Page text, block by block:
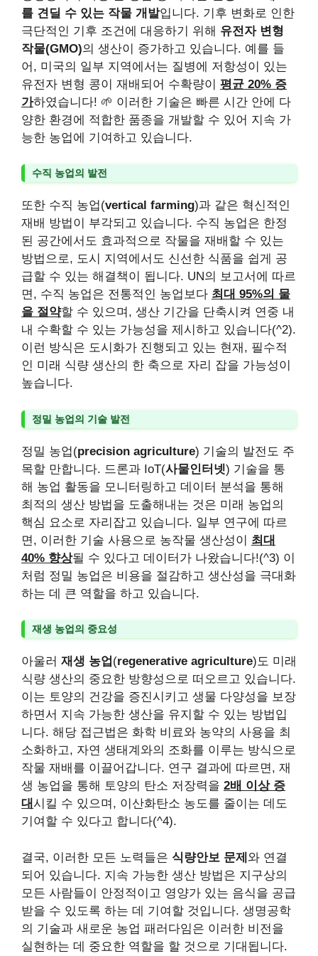
를 견딜 수 있는 작물 개발입니다. 기후 변화로 인한
극단적인 기후 조건에 대응하기 위해 유전자 변형
작물(GMO)의 생산이 증가하고 있습니다. 예를 들
어, 미국의 일부 지역에서는 질병에 저항성이 있는
유전자 변형 콩이 재배되어 수확량이 평균 20% 증
가하였습니다! 🌱 이러한 기술은 빠른 시간 안에 다
양한 환경에 적합한 품종을 개발할 수 있어 지속 가
능한 농업에 기여하고 있습니다.
수직 농업의 발전
또한 수직 농업(vertical farming)과 같은 혁신적인
재배 방법이 부각되고 있습니다. 수직 농업은 한정
된 공간에서도 효과적으로 작물을 재배할 수 있는
방법으로, 도시 지역에서도 신선한 식품을 쉽게 공
급할 수 있는 해결책이 됩니다. UN의 보고서에 따르
면, 수직 농업은 전통적인 농업보다 최대 95%의 물
을 절약할 수 있으며, 생산 기간을 단축시켜 연중 내
내 수확할 수 있는 가능성을 제시하고 있습니다(^2).
이런 방식은 도시화가 진행되고 있는 현재, 필수적
인 미래 식량 생산의 한 축으로 자리 잡을 가능성이
높습니다.
정밀 농업의 기술 발전
정밀 농업(precision agriculture) 기술의 발전도 주
목할 만합니다. 드론과 IoT(사물인터넷) 기술을 통
해 농업 활동을 모니터링하고 데이터 분석을 통해
최적의 생산 방법을 도출해내는 것은 미래 농업의
핵심 요소로 자리잡고 있습니다. 일부 연구에 따르
면, 이러한 기술 사용으로 농작물 생산성이 최대
40% 향상될 수 있다고 데이터가 나왔습니다!(^3) 이
처럼 정밀 농업은 비용을 절감하고 생산성을 극대화
하는 데 큰 역할을 하고 있습니다.
재생 농업의 중요성
아울러 재생 농업 (regenerative agriculture)도 미래
식량 생산의 중요한 방향성으로 떠오르고 있습니다.
이는 토양의 건강을 증진시키고 생물 다양성을 보장
하면서 지속 가능한 생산을 유지할 수 있는 방법입
니다. 해당 접근법은 화학 비료와 농약의 사용을 최
소화하고, 자연 생태계와의 조화를 이루는 방식으로
작물 재배를 이끌어갑니다. 연구 결과에 따르면, 재
생 농업을 통해 토양의 탄소 저장력을 2배 이상 증
대시킬 수 있으며, 이산화탄소 농도를 줄이는 데도
기여할 수 있다고 합니다(^4).
결국, 이러한 모든 노력들은 식량안보 문제 와 연결
되어 있습니다. 지속 가능한 생산 방법은 지구상의
모든 사람들이 안정적이고 영양가 있는 음식을 공급
받을 수 있도록 하는 데 기여할 것입니다. 생명공학
의 기술과 새로운 농업 패러다임은 이러한 비전을
실현하는 데 중요한 역할을 할 것으로 기대됩니다.